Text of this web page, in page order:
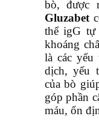
bò, được
Gluzabet
thể igG tự
khoáng
là các yếu
dịch, yếu
của bò
góp phần
máu, ổn